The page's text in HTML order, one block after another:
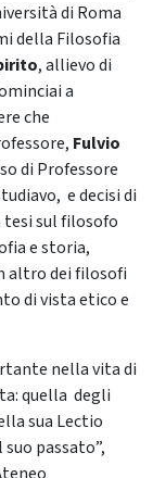
di Roma
della Filosofia
, allievo di
a
che
Fulvio
di Professore
e decisi di
sul filosofo
e storia,
altro dei filosofi
di vista etico e
nella vita di
quella degli
sua Lectio
passato”,